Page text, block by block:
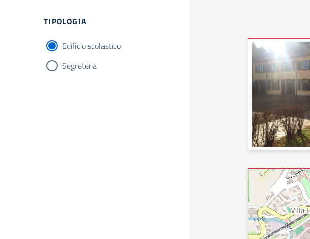
Filtri
TIPOLOGIA
Edificio scolastico
Segreteria